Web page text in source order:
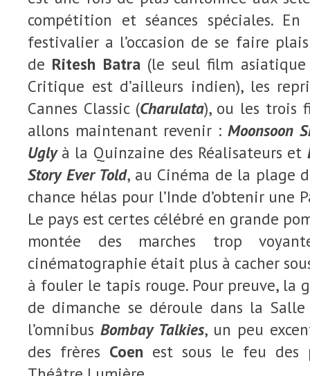
compétition et séances spéciales.
festivalier a l’occasion de se faire
de Ritesh Batra(le seul film asiatique
Critique est d’ailleurs indien), les
Cannes Classic (Charulata), ou les trois
allons maintenant revenir : Moonsoon
Uglyà la Quinzaine des Réalisateurs et
Story Ever Told, au Cinéma de la plage
chance hélas pour l’Inde d’obtenir une
Le pays est certes célébré en grande
montée des marches trop
cinématographie était plus à cacher
à fouler le tapis rouge. Pour preuve, la
de dimanche se déroule dans la
l’omnibus Bombay Talkies, un peu
des frères Coen est sous le feu des